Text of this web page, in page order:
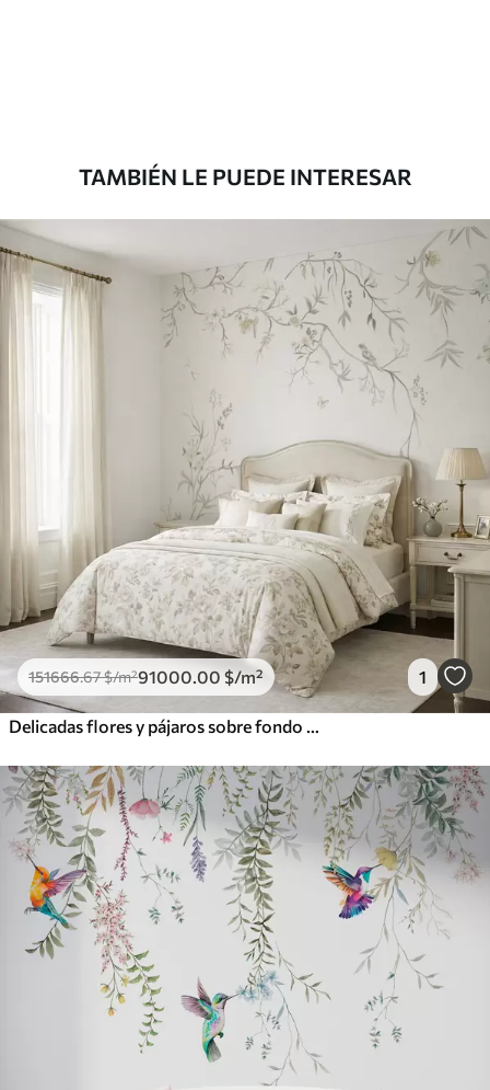
TAMBIÉN LE PUEDE INTERESAR
151666.67$/m²91000.00 $/m² 1
Delicadas flores y pájaros sobre fondo de tiza.